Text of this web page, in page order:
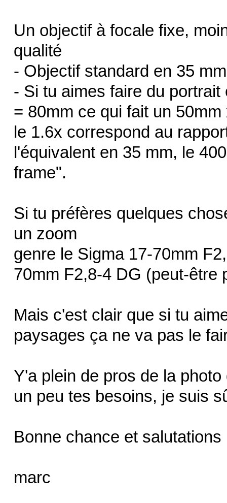
Un objectif à focale fixe,
qualité
- Objectif standard en 35
- Si tu aimes faire du
= 80mm ce qui fait un 50mm
le 1.6x correspond au
l'équivalent en 35 mm, le
frame".
Si tu préfères quelques
un zoom
genre le Sigma 17-70mm
70mm F2,8-4 DG (peut-être
Mais c'est clair que si tu
paysages ça ne va pas le
Y'a plein de pros de la
un peu tes besoins, je suis
Bonne chance et salutations
marc